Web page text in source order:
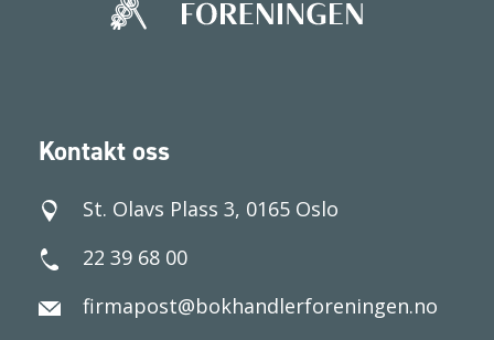
Kontakt oss
St. Olavs Plass 3, 0165 Oslo
22 39 68 00
firmapost@bokhandlerforeningen.no